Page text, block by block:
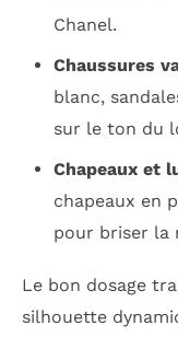
Chanel.
Chaussures
blanc,
sur le ton du
Chapeaux et
chapeaux en
pour briser la
Le bon dosage
silhouette